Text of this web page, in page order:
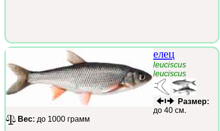
елец
leuciscus
leuciscus
Размер:
до 40 см.
Вес: до 1000 грамм